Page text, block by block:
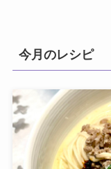
今月のレシピ